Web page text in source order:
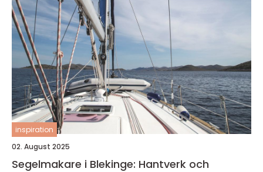
inspiration
02. August 2025
Segelmakare i Blekinge: Hantverk och